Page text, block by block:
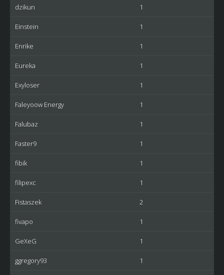
dzikun 1
Einstein 1
Enrike 1
Eureka 1
Exyloser 1
Faleyoow Energy 1
Falubaz 1
Faster9 1
fibik 1
filipexc 1
Fistaszek 2
fivapo 1
GeXeG 1
ggregory93 1